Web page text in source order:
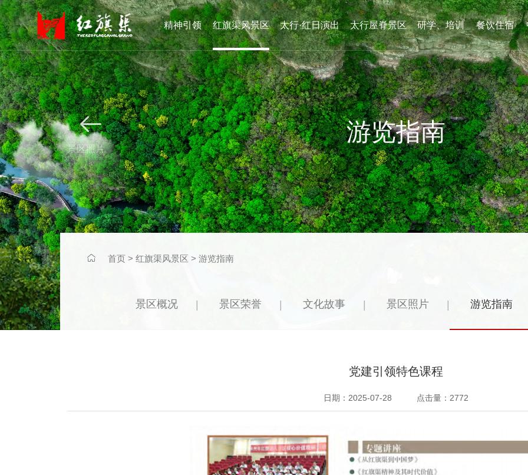
精神引领 红旗渠风景区 太行·红日演出 太行屋脊景区 研学、培训 餐饮住宿

游览指南

景区照片
 首页 > 红旗渠风景区 > 游览指南
景区概况 景区荣誉 文化故事 景区照片 游览指南
党建引领特色课程
日期：2025-07-28 点击量：2772